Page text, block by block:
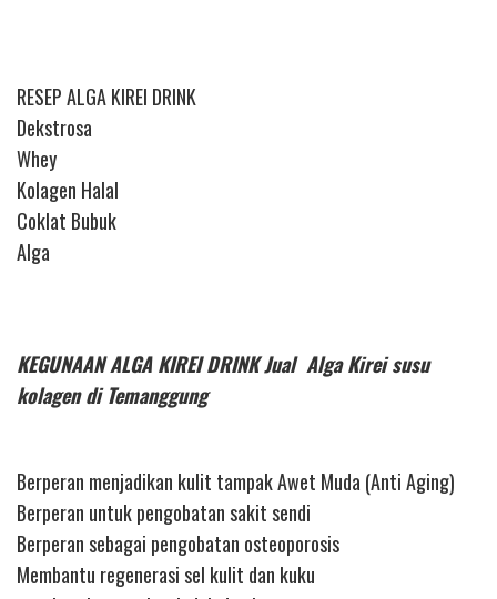
RESEP ALGA KIREI DRINK
Dekstrosa
Whey
Kolagen Halal
Coklat Bubuk
Alga
KEGUNAAN ALGA KIREI DRINK Jual Alga Kirei susu
kolagen di Temanggung
Berperan menjadikan kulit tampak Awet Muda (Anti Aging)
Berperan untuk pengobatan sakit sendi
Berperan sebagai pengobatan osteoporosis
Membantu regenerasi sel kulit dan kuku